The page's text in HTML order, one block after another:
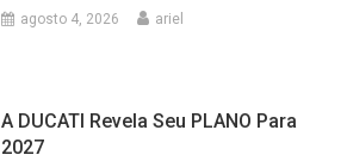
agosto 4, 2026 ariel
A DUCATI Revela Seu PLANO Para
2027